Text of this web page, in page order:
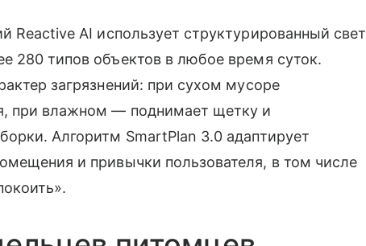
Reactive AI использует структурированный свет
280 типов объектов в любое время суток.
загрязнений: при сухом мусоре
при влажном — поднимает щетку и
Алгоритм SmartPlan 3.0 адаптирует
и привычки пользователя, в том числе